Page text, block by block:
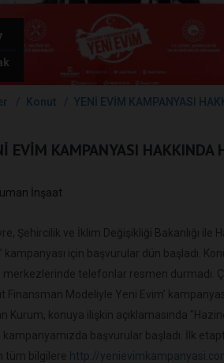
Konut YENİ EVİM KAMPANYASI
EVİM KAMPANYASI HAKKINDA
İnşaat
Şehircilik ve İklim Değişikliği Bakanlığı ile
kampanyası için başvurular dün başladı.
merkezlerinde telefonlar resmen durmadı.
Finansman Modeliyle Yeni Evim’
Kurum, konuya ilişkin açıklamasında
kampanyamızda başvurular başladı. İlk
tüm bilgilere http://